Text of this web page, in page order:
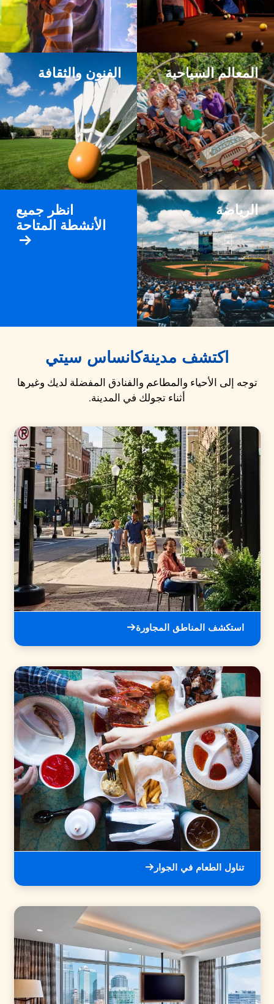
المعالم السياحية الفنون والثقافة
الرياضة
انظر جميع
الأنشطة المتاحة
اكتشف مدينةكانساس سيتي
توجه إلى الأحياء والمطاعم والفنادق المفضلة لديك وغيرها
أثناء تجولك في المدينة.
استكشف المناطق المجاورة
تناول الطعام في الجوار